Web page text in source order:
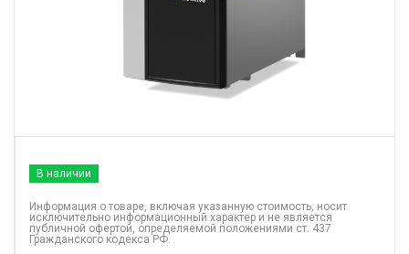
В наличии
Информация о товаре, включая указанную стоимость, носит
исключительно информационный характер и не является
публичной офертой, определяемой положениями ст. 437
Гражданского кодекса РФ.